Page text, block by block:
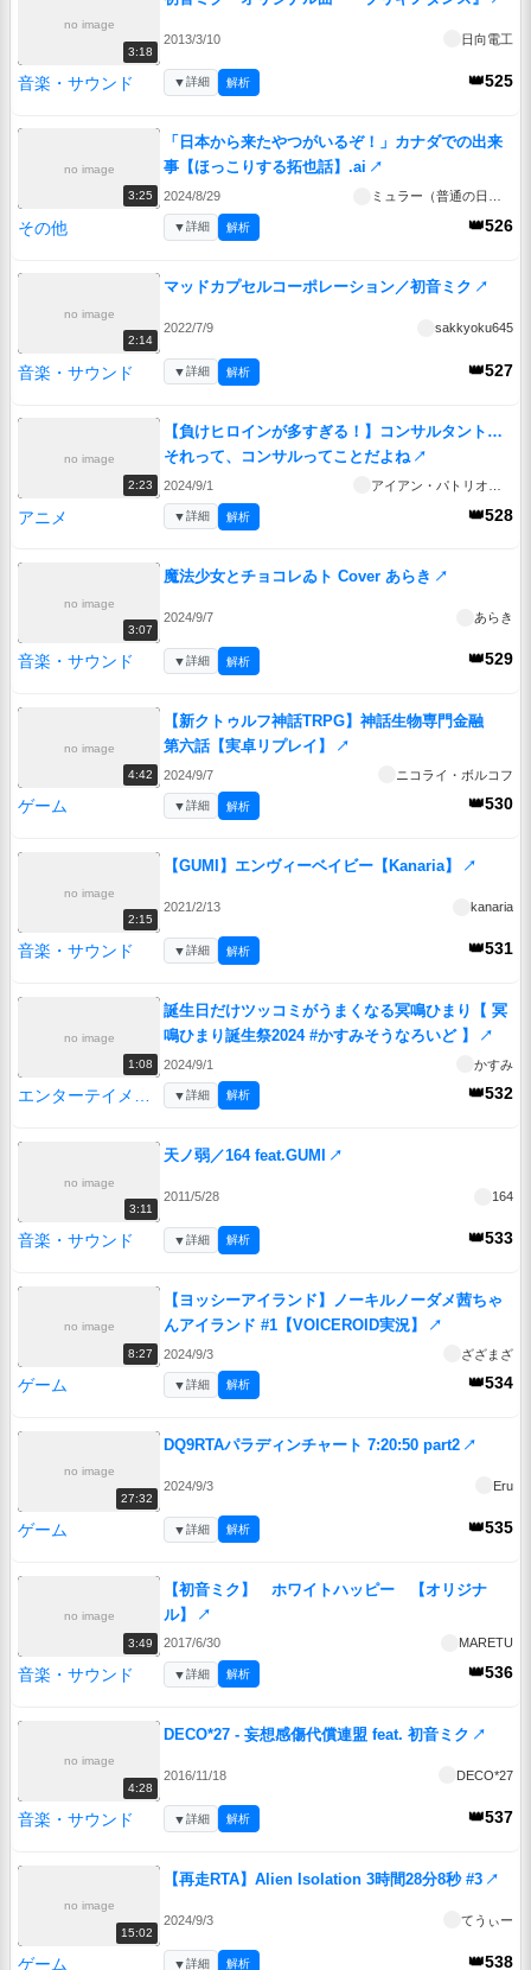
no image
3:18
2013/3/10 日向電工
音楽・サウンド 👑525
▼詳細 解析
no image
3:25
「日本から来たやつがいるぞ！」カナダでの出来
事【ほっこりする拓也話】.ai ↗
2024/8/29
その他 👑526
▼詳細 解析
no image
2:14
マッドカプセルコーポレーション／初音ミク ↗
2022/7/9 sakkyoku645
音楽・サウンド 👑527
▼詳細 解析
no image
2:23
【負けヒロインが多すぎる！】コンサルタント…
それって、コンサルってことだよね ↗
2024/9/1
アニメ 👑528
▼詳細 解析
no image
3:07
魔法少女とチョコレゐト Cover あらき ↗
2024/9/7 あらき
音楽・サウンド 👑529
▼詳細 解析
no image
4:42
【新クトゥルフ神話TRPG】神話生物専門金融
第六話【実卓リプレイ】
↗
2024/9/7 ニコライ・ボルコフ
ゲーム 👑530
▼詳細 解析
no image
2:15
【GUMI】エンヴィーベイビー【Kanaria】 ↗
2021/2/13 kanaria
音楽・サウンド 👑531
▼詳細 解析
no image
1:08
誕生日だけツッコミがうまくなる冥鳴ひまり【 冥
鳴ひまり誕生祭2024 #かすみそうなろいど 】
↗
2024/9/1 かすみ
エンターテイメント 👑532
▼詳細 解析
no image
3:11
天ノ弱／164 feat.GUMI ↗
2011/5/28 164
音楽・サウンド 👑533
▼詳細 解析
no image
8:27
【ヨッシーアイランド】ノーキルノーダメ茜ちゃ
んアイランド #1【VOICEROID実況】
↗
2024/9/3 ざざまざ
ゲーム 👑534
▼詳細 解析
no image
27:32
DQ9RTAパラディンチャート 7:20:50 part2 ↗
2024/9/3 Eru
ゲーム 👑535
▼詳細 解析
no image
3:49
【初音ミク】 ホワイトハッピー 【オリジナ
ル】
↗
2017/6/30 MARETU
音楽・サウンド 👑536
▼詳細 解析
no image
4:28
DECO*27 - 妄想感傷代償連盟 feat. 初音ミク ↗
2016/11/18 DECO*27
音楽・サウンド 👑537
▼詳細 解析
no image
15:02
【再走RTA】Alien Isolation 3時間28分8秒 #3 ↗
2024/9/3 てうぃー
ゲーム 👑538
▼詳細 解析